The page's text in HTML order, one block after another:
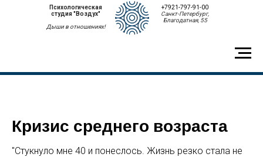
Психологическая
студия "Воздух"
Дыши в отношениях!
+7921-797-91-00
Санкт-Петербург,
Благодатная, 55
Кризис среднего возраста
"Стукнуло мне 40 и понеслось. Жизнь резко стала не